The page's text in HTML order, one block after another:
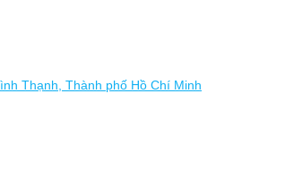
Thạnh, Thành phố Hồ Chí Minh